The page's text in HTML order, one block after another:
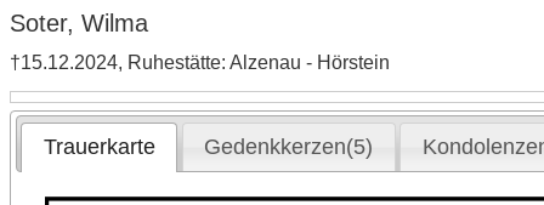
Soter, Wilma
†15.12.2024, Ruhestätte: Alzenau - Hörstein
Trauerkarte Gedenkkerzen(5)